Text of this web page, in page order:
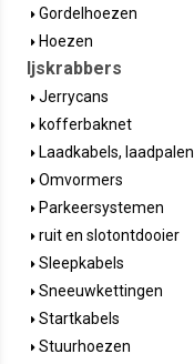
Gordelhoezen
Hoezen
Ijskrabbers
Jerrycans
kofferbaknet
Laadkabels, laadpalen
Omvormers
Parkeersystemen
ruit en slotontdooier
Sleepkabels
Sneeuwkettingen
Startkabels
Stuurhoezen